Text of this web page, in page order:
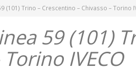
(101) Trino – Crescentino – Chivasso – Torino
59 (101)
IVECO